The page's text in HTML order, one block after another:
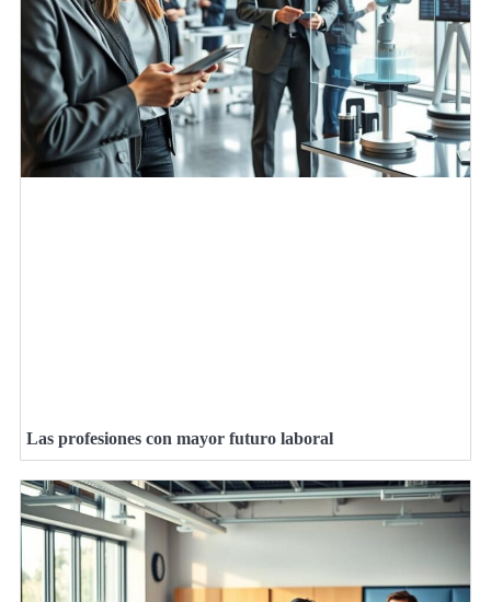
Las profesiones con mayor futuro laboral